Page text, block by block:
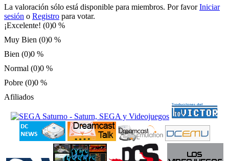
La valoración sólo está disponible para miembros. Por favorIniciar
sesión o Registro para votar.
¡Excelente! (0)0 %
Muy Bien (0)0 %
Bien (0)0 %
Normal (0)0 %
Pobre (0)0 %
Afiliados